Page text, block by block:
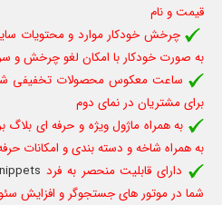
قیمت و نام
چرخش خودکار موارد و محتویات
به صورت خودکار با امکان لغو چرخش
ساعت معکوس محصولات تخفیفی شما
برای مشتریان در نمای دوم
به همراه ماژول ویژه و حرفه ای بلاگ
به همراه شاخه و دسته بندی و امکانات
دارای قابلیت منحصر به فرد
شما در موتور های جستجوگر و افزایش